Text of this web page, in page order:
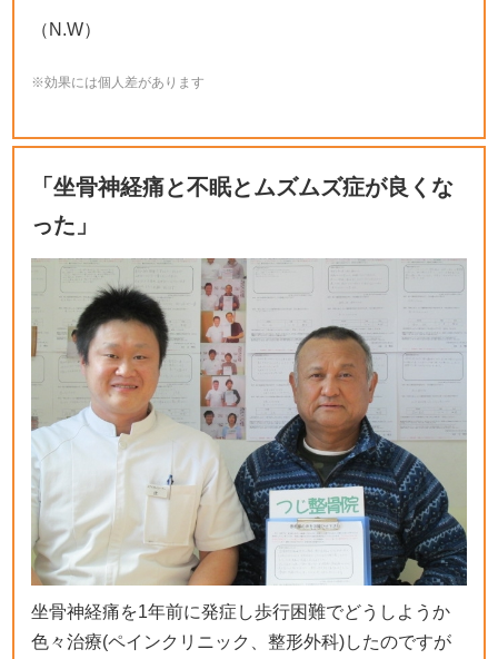
（N.W）
※効果には個人差があります
「坐骨神経痛と不眠とムズムズ症が良くな
った」
坐骨神経痛を1年前に発症し歩行困難でどうしようか
色々治療(ペインクリニック、整形外科)したのですが